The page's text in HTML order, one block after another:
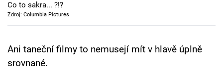
TV Program
Co to sakra... ?!?
Zdroj: Columbia Pictures
Ani taneční filmy to nemusejí mít v hlavě úplně
srovnané.